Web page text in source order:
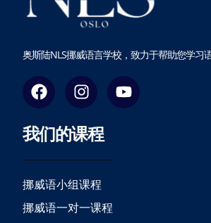
奥斯陆NLS挪威语言学校，致力于帮助您学习
F
a
c
e
b
o
o
k
I
n
s
t
a
g
r
a
m
Y
o
u
我们的课程
挪威语小组课程
挪威语一对一课程